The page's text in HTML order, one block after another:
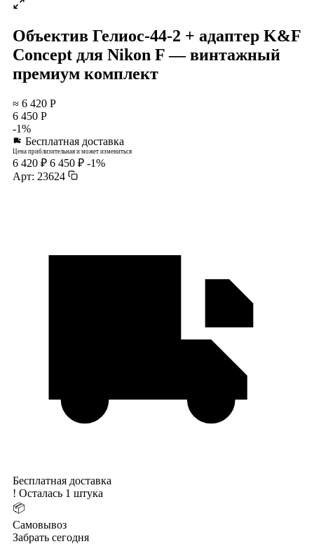
Объектив Гелиос-44-2 + адаптер K&F
Concept для Nikon F — винтажный
премиум комплект
≈ 6 420 Р
6 450 Р
-1%
Бесплатная доставка
Цена приблизительная и может измениться
6 420 ₽ 6 450 ₽ -1%
Арт: 23624
Бесплатная доставка
! Осталась 1 штука
📦
Самовывоз
Забрать сегодня